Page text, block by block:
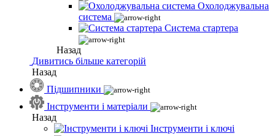
Охолоджувальна
система
Система стартера
Назад
Дивитись більше категорій
Назад
Підшипники
Інструменти і матеріали
Назад
Інструменти і ключі